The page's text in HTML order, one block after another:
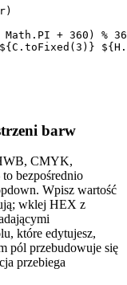
+ 360) %
barw
CMYK,
bezpośrednio
Wpisz wartość
wklej HEX z
które edytujesz,
pól przebudowuje się
przebiega